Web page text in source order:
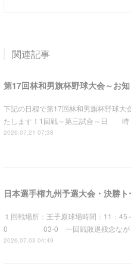
関連記事
第17回林和男旗杯野球大会～お
下記の日程で第17回林和男旗杯野球大
たします！1回戦～第三試合～日 時
2026.07.21 07:38
日本選手権九州予選大会・決勝
１回戦場所：王子原球場時間
0 03-0 一回戦敗退残念ながら日本
2026.07.03 04:49